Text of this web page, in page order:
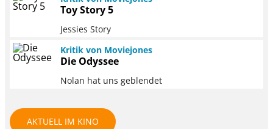
Toy Story 5
Jessies Story
Kritik von Moviejones
Die Odyssee
Nolan hat uns geblendet
AKTUELL IM KINO